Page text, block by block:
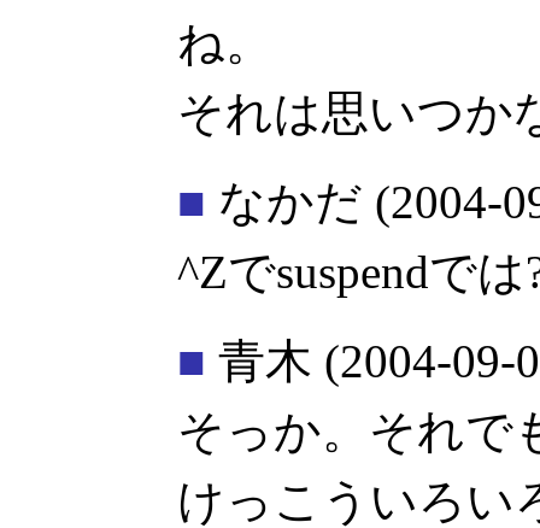
ね。
それは思いつ
■ なかだ (2004-
^Zでsuspendでは
■ 青木 (2004-09-
そっか。それで
けっこういろい